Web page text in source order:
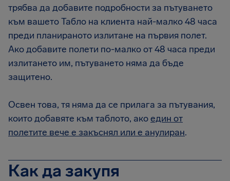
трябва да добавите подробности за пътуването
към вашето Табло на клиента най-малко 48 часа
преди планираното излитане на първия полет.
Ако добавите полети по-малко от 48 часа преди
излитането им, пътуването няма да бъде
защитено.
Освен това, тя няма да се прилага за пътувания,
които добавяте към таблото, акоедин от
полетите вече е закъснял или е анулиран.
Как да закупя